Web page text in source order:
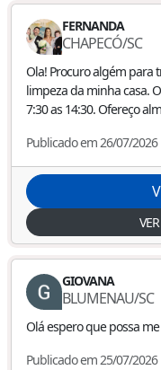
FERNANDA
CHAPECÓ/SC
Ola! Procuro algém para
limpeza da minha casa.
7:30 as 14:30. Ofereço
Publicado em 26/07/2026
GIOVANA
BLUMENAU/SC
Olá espero que possa
Publicado em 25/07/2026